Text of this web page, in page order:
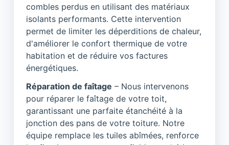
combles perdus en utilisant des matériaux
isolants performants. Cette intervention
permet de limiter les déperditions de chaleur,
d'améliorer le confort thermique de votre
habitation et de réduire vos factures
énergétiques.
Réparation de faîtage – Nous intervenons
pour réparer le faîtage de votre toit,
garantissant une parfaite étanchéité à la
jonction des pans de votre toiture. Notre
équipe remplace les tuiles abîmées, renforce